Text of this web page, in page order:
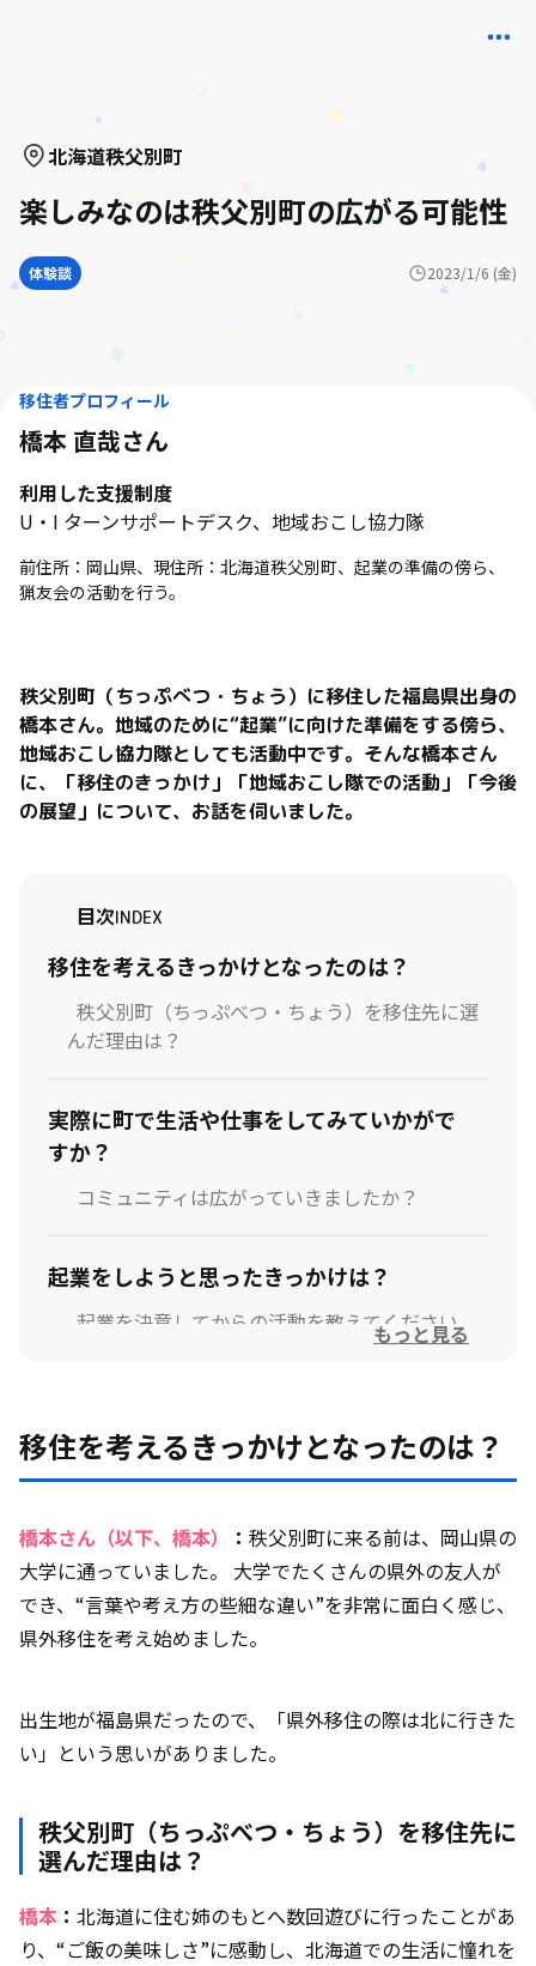
北海道秩父別町
楽しみなのは秩父別町の広がる可能性
体験談 2023/1/6 (金)
移住者プロフィール
橋本 直哉さん
利用した支援制度
U・I ターンサポートデスク、地域おこし協力隊
前住所：岡山県、現住所：北海道秩父別町、起業の準備の傍ら、
猟友会の活動を行う。
秩父別町（ちっぷべつ・ちょう）に移住した福島県出身の
橋本さん。地域のために“起業”に向けた準備をする傍ら、
地域おこし協力隊としても活動中です。そんな橋本さん
に、「移住のきっかけ」「地域おこし隊での活動」「今後
の展望」について、お話を伺いました。
目次INDEX
移住を考えるきっかけとなったのは？
秩父別町（ちっぷべつ・ちょう）を移住先に選
んだ理由は？
実際に町で生活や仕事をしてみていかがで
すか？
コミュニティは広がっていきましたか？
起業をしようと思ったきっかけは？
起業を決意してからの活動を教えてください
今後の展望は？
移住を検討している方へメッセージをお願
いします
もっと見る
移住を考えるきっかけとなったのは？
橋本さん（以下、橋本） ： 秩父別町に来る前は、岡山県の
大学に通っていました。 大学でたくさんの県外の友人が
でき、“言葉や考え方の些細な違い”を非常に面白く感じ、
県外移住を考え始めました。
出生地が福島県だったので、「県外移住の際は北に行きた
い」という思いがありました。
秩父別町（ちっぷべつ・ちょう）を移住先に
選んだ理由は？
橋本 ： 北海道に住む姉のもとへ数回遊びに行ったことがあ
り、“ご飯の美味しさ”に感動し、北海道での生活に憧れを